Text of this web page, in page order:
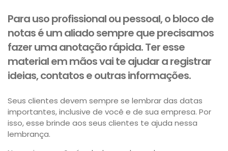
Para uso profissional ou pessoal, o bloco de
notas é um aliado sempre que precisamos
fazer uma anotação rápida. Ter esse
material em mãos vai te ajudar a registrar
ideias, contatos e outras informações.
Seus clientes devem sempre se lembrar das datas
importantes, inclusive de você e de sua empresa. Por
isso, esse brinde aos seus clientes te ajuda nessa
lembrança.